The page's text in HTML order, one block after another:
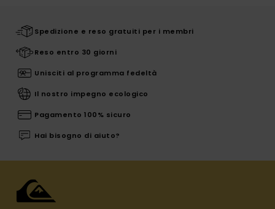
Spedizione e reso gratuiti per i membri
Reso entro 30 giorni
Unisciti al programma fedeltà
Il nostro impegno ecologico
Pagamento 100% sicuro
Hai bisogno di aiuto?